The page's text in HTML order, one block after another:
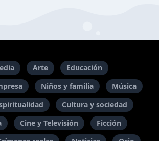
Arte
Educación
Niños y familia
Música
Cultura y sociedad
Cine y Televisión
Ficción